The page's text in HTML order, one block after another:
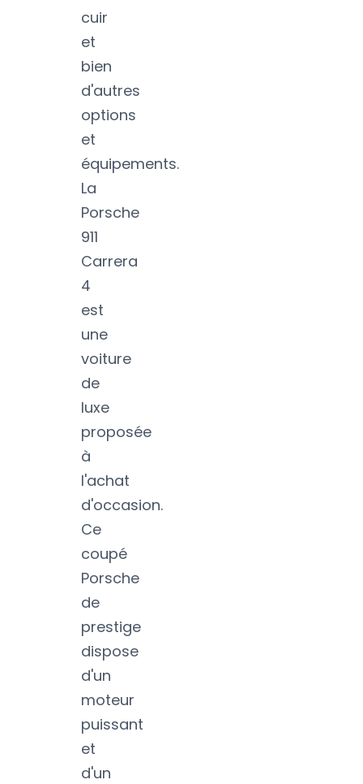
cuir
et
bien
d'autres
options
et
équipements.
La
Porsche
911
Carrera
4
est
une
voiture
de
luxe
proposée
à
l'achat
d'occasion.
Ce
coupé
Porsche
de
prestige
dispose
d'un
moteur
puissant
et
d'un